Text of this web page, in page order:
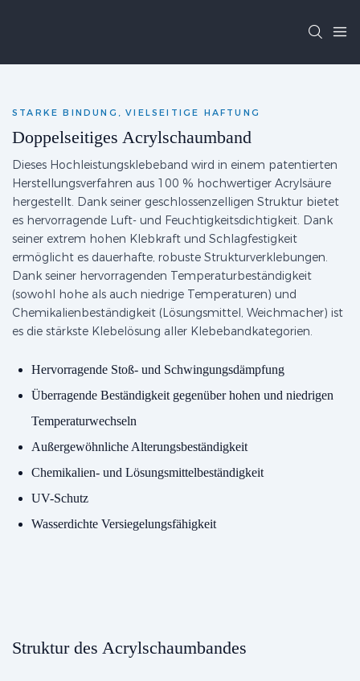
STARKE BINDUNG, VIELSEITIGE HAFTUNG
Doppelseitiges Acrylschaumband
Dieses Hochleistungsklebeband wird in einem patentierten
Herstellungsverfahren aus 100 % hochwertiger Acrylsäure
hergestellt. Dank seiner geschlossenzelligen Struktur bietet
es hervorragende Luft- und Feuchtigkeitsdichtigkeit. Dank
seiner extrem hohen Klebkraft und Schlagfestigkeit
ermöglicht es dauerhafte, robuste Strukturverklebungen.
Dank seiner hervorragenden Temperaturbeständigkeit
(sowohl hohe als auch niedrige Temperaturen) und
Chemikalienbeständigkeit (Lösungsmittel, Weichmacher) ist
es die stärkste Klebelösung aller Klebebandkategorien.
Hervorragende Stoß- und Schwingungsdämpfung
Überragende Beständigkeit gegenüber hohen und niedrigen
Temperaturwechseln
Außergewöhnliche Alterungsbeständigkeit
Chemikalien- und Lösungsmittelbeständigkeit
UV-Schutz
Wasserdichte Versiegelungsfähigkeit
Struktur des Acrylschaumbandes